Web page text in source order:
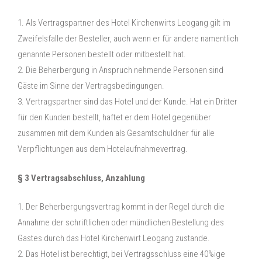
1. Als Vertragspartner des Hotel Kirchenwirts Leogang gilt im
Zweifelsfalle der Besteller, auch wenn er für andere namentlich
genannte Personen bestellt oder mitbestellt hat.
2. Die Beherbergung in Anspruch nehmende Personen sind
Gäste im Sinne der Vertragsbedingungen.
3. Vertragspartner sind das Hotel und der Kunde. Hat ein Dritter
für den Kunden bestellt, haftet er dem Hotel gegenüber
zusammen mit dem Kunden als Gesamtschuldner für alle
Verpflichtungen aus dem Hotelaufnahmevertrag.
§ 3 Vertragsabschluss, Anzahlung
1. Der Beherbergungsvertrag kommt in der Regel durch die
Annahme der schriftlichen oder mündlichen Bestellung des
Gastes durch das Hotel Kirchenwirt Leogang zustande.
2. Das Hotel ist berechtigt, bei Vertragsschluss eine 40%ige